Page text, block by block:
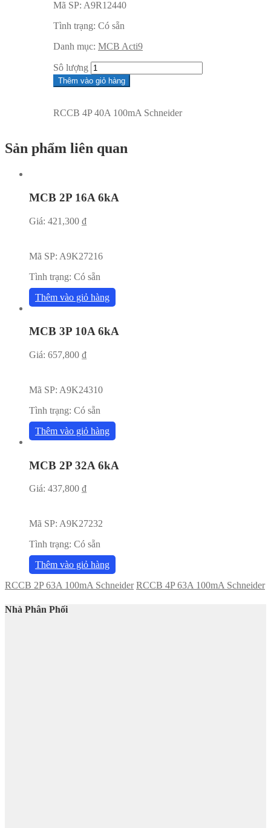
Mã SP: A9R12440
Tình trạng: Có sẵn
Danh mục: MCB Acti9
Sô lượng
Thêm vào giỏ hàng
RCCB 4P 40A 100mA Schneider
Sản phẩm liên quan
MCB 2P 16A 6kA
Giá: 421,300 ₫
Mã SP: A9K27216
Tình trạng: Có sẵn
Thêm vào giỏ hàng
MCB 3P 10A 6kA
Giá: 657,800 ₫
Mã SP: A9K24310
Tình trạng: Có sẵn
Thêm vào giỏ hàng
MCB 2P 32A 6kA
Giá: 437,800 ₫
Mã SP: A9K27232
Tình trạng: Có sẵn
Thêm vào giỏ hàng
RCCB 2P 63A 100mA Schneider RCCB 4P 63A 100mA Schneider
Nhà Phân Phối